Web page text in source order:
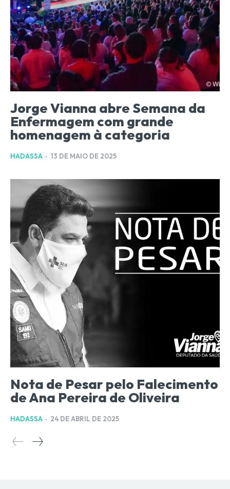
Jorge Vianna abre Semana da
Enfermagem com grande
homenagem à categoria
HADASSA - 13 DE MAIO DE 2025
Nota de Pesar pelo Falecimento
de Ana Pereira de Oliveira
HADASSA - 24 DE ABRIL DE 2025